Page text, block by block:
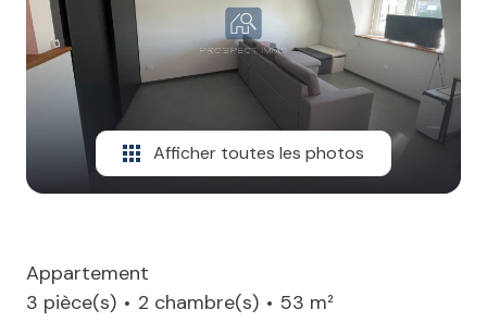
Afficher toutes les photos
Appartement
3 pièce(s)
2 chambre(s)
53 m²